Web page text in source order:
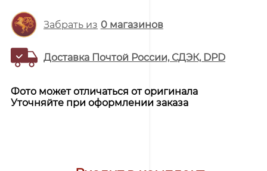
Забрать из 0магазинов
Доставка Почтой России, СДЭК, DPD
Фото может отличаться от оригинала
Уточняйте при оформлении заказа